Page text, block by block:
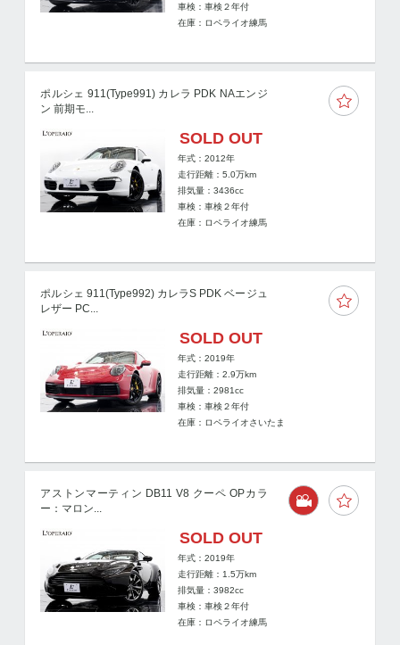
車検：車検２年付
在庫：ロペライオ練馬
ポルシェ 911(Type991) カレラ PDK NAエンジ
ン 前期モ...
SOLD OUT
年式：2012年
走行距離：5.0万km
排気量：3436cc
車検：車検２年付
在庫：ロペライオ練馬
ポルシェ 911(Type992) カレラS PDK ベージュ
レザー PC...
SOLD OUT
年式：2019年
走行距離：2.9万km
排気量：2981cc
車検：車検２年付
在庫：ロペライオさいたま
アストンマーティン DB11 V8 クーペ OPカラ
ー：マロン...
SOLD OUT
年式：2019年
走行距離： 1.5万km
排気量：3982cc
車検：車検２年付
在庫：ロペライオ練馬